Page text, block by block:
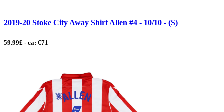
2019-20 Stoke City Away Shirt Allen #4 - 10/10 - (S)
59.99£ - ca: €71